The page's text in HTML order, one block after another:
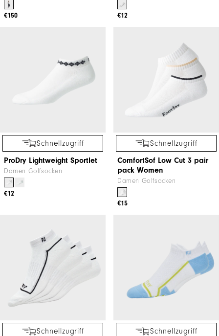
€150 €12
Schnellzugriff
ProDry Lightweight Sportlet
Damen Golfsocken
€12
Schnellzugriff
ComfortSof Low Cut 3 pair
pack Women
Damen Golfsocken
€15
Schnellzugriff Schnellzugriff